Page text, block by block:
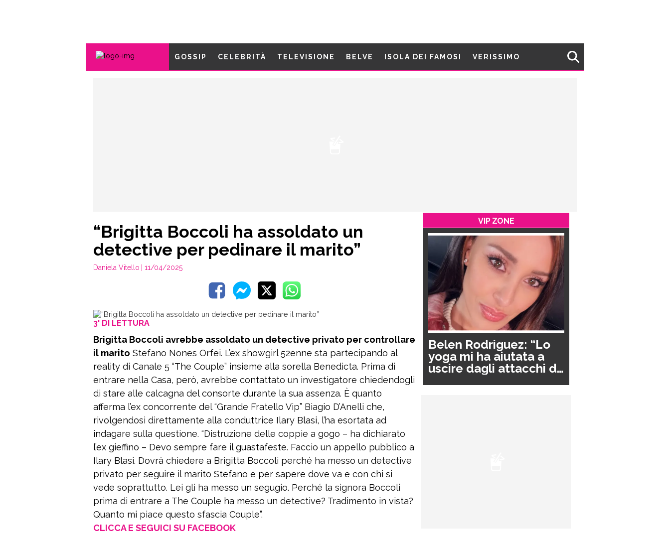
GOSSIP CELEBRITÀ TELEVISIONE BELVE ISOLA DEI FAMOSI VERISSIMO
“Brigitta Boccoli ha assoldato un
detective per pedinare il marito”
Daniela Vitello | 11/04/2025
3' DI LETTURA
Brigitta Boccoli avrebbe assoldato un detective privato per controllare
il marito Stefano Nones Orfei. L’ex showgirl 52enne sta partecipando al
reality di Canale 5 “The Couple” insieme alla sorella Benedicta. Prima di
entrare nella Casa, però, avrebbe contattato un investigatore chiedendogli
di stare alle calcagna del consorte durante la sua assenza. È quanto
afferma l’ex concorrente del “Grande Fratello Vip” Biagio D’Anelli che,
rivolgendosi direttamente alla conduttrice Ilary Blasi, l’ha esortata ad
indagare sulla questione. “Distruzione delle coppie a gogo – ha dichiarato
l’ex gieffino – Devo sempre fare il guastafeste. Faccio un appello pubblico a
Ilary Blasi. Dovrà chiedere a Brigitta Boccoli perché ha messo un detective
privato per seguire il marito Stefano e per sapere dove va e con chi si
vede soprattutto. Lei gli ha messo un segugio. Perché la signora Boccoli
prima di entrare a The Couple ha messo un detective? Tradimento in vista?
Quanto mi piace questo sfascia Couple”.
CLICCA E SEGUICI SU FACEBOOK
VIP ZONE
Belen Rodriguez: “Lo
yoga mi ha aiutata a
uscire dagli attacchi di